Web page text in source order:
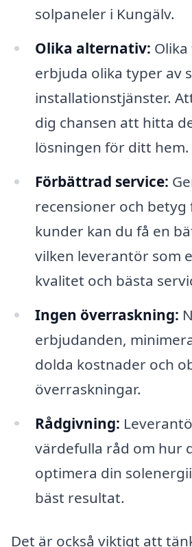
solpaneler i Kungälv.
Olika alternativ:
erbjuda olika typer av
installationstjänster.
dig chansen att hitta
lösningen för ditt hem.
Förbättrad service:
recensioner och
kunder kan du få en
vilken leverantör som
kvalitet och bästa
Ingen överraskning:
erbjudanden,
dolda kostnader och
överraskningar.
Rådgivning:
värdefulla råd om hur
optimera din
bäst resultat.
Det är också viktigt att